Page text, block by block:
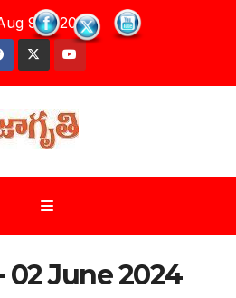
9th, 2026
02 June 2024